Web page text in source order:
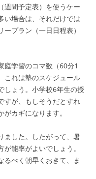
週間予定表）を使うケー
い場合は、それだけでは
プラン（一日日程表）
学習のコマ数（60分1
これは塾のスケジュール
しょう。小学校6年生の授
すが、もしそうだとすれ
カギになります。
ました。したがって、暑
能率がよいでしょう。
るべく朝早くおきて、ま